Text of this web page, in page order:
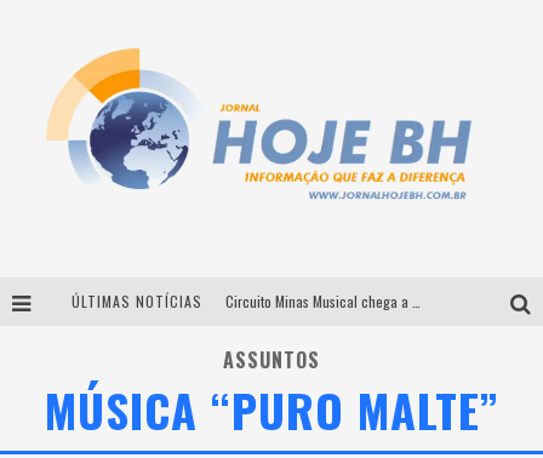
ÚLTIMAS NOTÍCIAS
Simone celebra a força feminina e sua trajetória histórica na MPB em novo show “Que mulher é essa!?” em Belo Horizonte
Milton Guedes traz turnê “Milton Canta Lulu” a Belo Horizonte
ASSUNTOS
MÚSICA “PURO MALTE”